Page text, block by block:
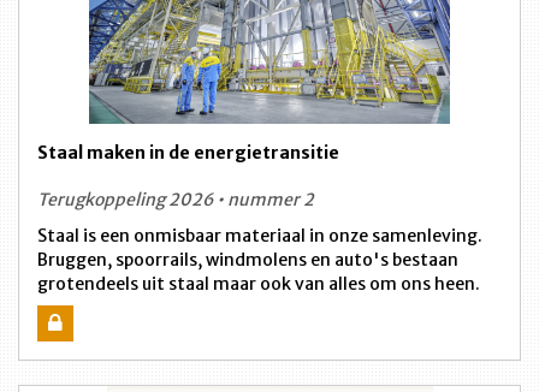
Staal maken in de energietransitie
Terugkoppeling 2026 • nummer 2
Staal is een onmisbaar materiaal in onze samenleving.
Bruggen, spoorrails, windmolens en auto's bestaan
grotendeels uit staal maar ook van alles om ons heen.